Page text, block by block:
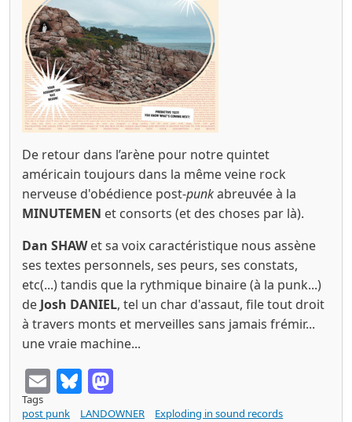
De retour dans l’arène pour notre quintet
américain toujours dans la même veine rock
nerveuse d'obédience post-punkabreuvée à la
MINUTEMEN et consorts (et des choses par là).
Dan SHAWet sa voix caractéristique nous assène
ses textes personnels, ses peurs, ses constats,
etc(...) tandis que la rythmique binaire (à la punk...)
de Josh DANIEL, tel un char d'assaut, file tout droit
à travers monts et merveilles sans jamais frémir...
une vraie machine...
EmailBluesky
Tags
post punk
LANDOWNER
Exploding in sound records